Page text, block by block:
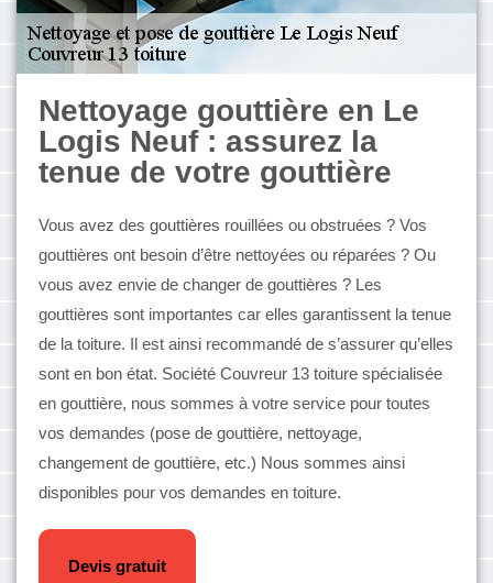
Nettoyage gouttière en Le
Logis Neuf : assurez la
tenue de votre gouttière
Vous avez des gouttières rouillées ou obstruées ? Vos
gouttières ont besoin d’être nettoyées ou réparées ? Ou
vous avez envie de changer de gouttières ? Les
gouttières sont importantes car elles garantissent la tenue
de la toiture. Il est ainsi recommandé de s’assurer qu’elles
sont en bon état. Société Couvreur 13 toiture spécialisée
en gouttière, nous sommes à votre service pour toutes
vos demandes (pose de gouttière, nettoyage,
changement de gouttière, etc.) Nous sommes ainsi
disponibles pour vos demandes en toiture.
Devis gratuit